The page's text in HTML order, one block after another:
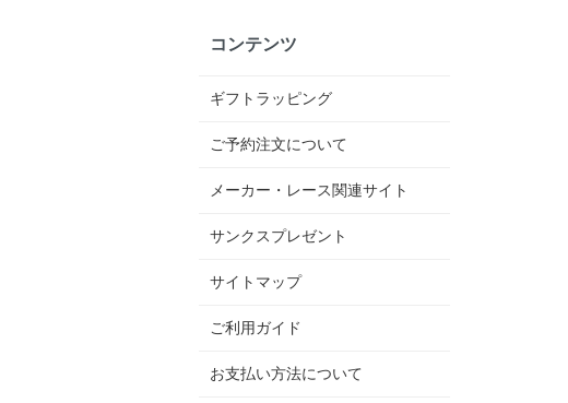
コンテンツ
ギフトラッピング
ご予約注文について
メーカー・レース関連サイト
サンクスプレゼント
サイトマップ
ご利用ガイド
お支払い方法について